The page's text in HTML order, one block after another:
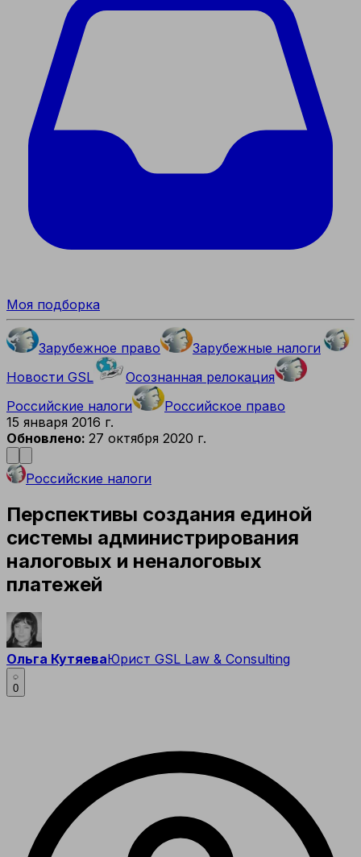
Моя подборка
Зарубежное право
Зарубежные налоги
Новости GSL
Осознанная релокация
Российские налоги
Российское право
15 января 2016 г.
Обновлено: 27 октября 2020 г.
Российские налоги
Перспективы создания единой
системы администрирования
налоговых и неналоговых
платежей
Ольга КутяеваЮрист GSL Law & Consulting
0